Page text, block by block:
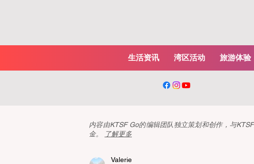
生活资讯 湾区活动 旅游体验
内容由KTSF Go的编辑团队独立策划和创作，与
金。
了解更多
Valerie